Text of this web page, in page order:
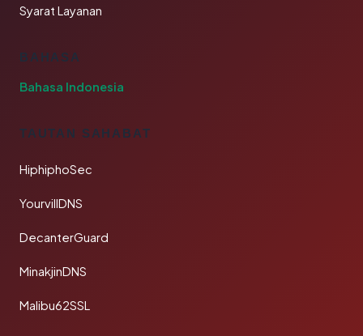
Syarat Layanan
BAHASA
Bahasa Indonesia
TAUTAN SAHABAT
HiphiphoSec
YourvillDNS
DecanterGuard
MinakjinDNS
Malibu62SSL